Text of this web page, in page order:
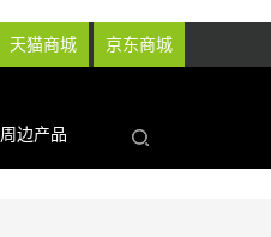
天猫商城 京东商城
周边产品